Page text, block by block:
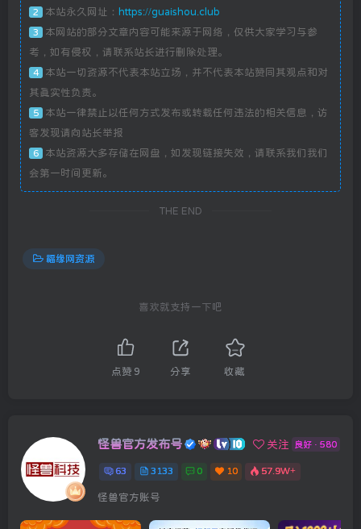
2 本站永久网址： https://guaishou.club
3
本网站的部分文章内容可能来源于网络，仅供大家学习与参
考，如有侵权，请联系站长进行删除处理。
4
本站一切资源不代表本站立场，并不代表本站赞同其观点和对
其真实性负责。
5
本站一律禁止以任何方式发布或转载任何违法的相关信息，访
客发现请向站长举报
6
本站资源大多存储在网盘，如发现链接失效，请联系我们我们
会第一时间更新。
THE END
福缘网资源
喜欢就支持一下吧
点赞 9 分享 收藏
怪兽官方发布号 关注 良好 · 580
63 3133 0 10 57.9W+
怪兽官方账号